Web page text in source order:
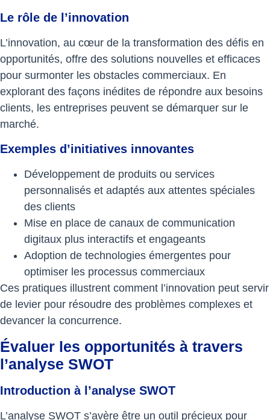
Le rôle de l’innovation
L’innovation, au cœur de la transformation des défis en
opportunités, offre des solutions nouvelles et efficaces
pour surmonter les obstacles commerciaux. En
explorant des façons inédites de répondre aux besoins
clients, les entreprises peuvent se démarquer sur le
marché.
Exemples d’initiatives innovantes
Développement de produits ou services
personnalisés et adaptés aux attentes spéciales
des clients
Mise en place de canaux de communication
digitaux plus interactifs et engageants
Adoption de technologies émergentes pour
optimiser les processus commerciaux
Ces pratiques illustrent comment l’innovation peut servir
de levier pour résoudre des problèmes complexes et
devancer la concurrence.
Évaluer les opportunités à travers
l’analyse SWOT
Introduction à l’analyse SWOT
L’analyse SWOT s’avère être un outil précieux pour